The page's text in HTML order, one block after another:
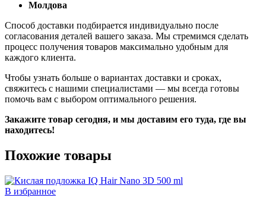
Молдова
Способ доставки подбирается индивидуально после
согласования деталей вашего заказа. Мы стремимся сделать
процесс получения товаров максимально удобным для
каждого клиента.
Чтобы узнать больше о вариантах доставки и сроках,
свяжитесь с нашими специалистами — мы всегда готовы
помочь вам с выбором оптимального решения.
Закажите товар сегодня, и мы доставим его туда, где вы
находитесь!
Похожие товары
В избранное